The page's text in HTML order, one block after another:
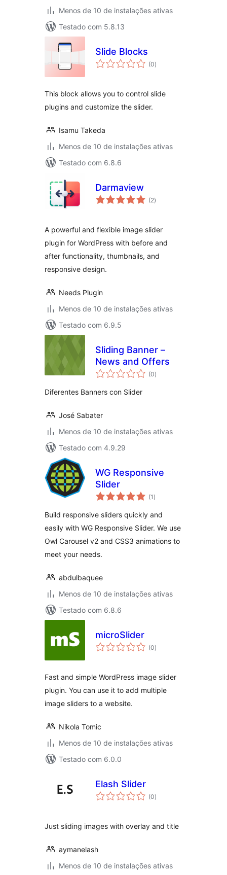
Menos de 10 de instalações ativas
Testado com 5.8.13
Slide Blocks
(0total
de
)
This block allows you to control slide
plugins and customize the slider.
Isamu Takeda
Menos de 10 de instalações ativas
Testado com 6.8.6
Darmaview
(2total
de
)
A powerful and flexible image slider
plugin for WordPress with before and
after functionality, thumbnails, and
responsive design.
Needs Plugin
Menos de 10 de instalações ativas
Testado com 6.9.5
Sliding Banner –
News and Offers
(0total
de
)
Diferentes Banners con Slider
José Sabater
Menos de 10 de instalações ativas
Testado com 4.9.29
WG Responsive
Slider
(1 total
de
)
Build responsive sliders quickly and
easily with WG Responsive Slider. We use
Owl Carousel v2 and CSS3 animations to
meet your needs.
abdulbaquee
Menos de 10 de instalações ativas
Testado com 6.8.6
microSlider
(0total
de
)
Fast and simple WordPress image slider
plugin. You can use it to add multiple
image sliders to a website.
Nikola Tomic
Menos de 10 de instalações ativas
Testado com 6.0.0
Elash Slider
(0total
de
)
Just sliding images with overlay and title
aymanelash
Menos de 10 de instalações ativas